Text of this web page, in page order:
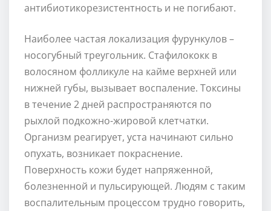
антибиотикорезистентность и не погибают.
Наиболее частая локализация фурункулов –
носогубный треугольник. Стафилококк в
волосяном фолликуле на кайме верхней или
нижней губы, вызывает воспаление. Токсины
в течение 2 дней распространяются по
рыхлой подкожно-жировой клетчатки.
Организм реагирует, уста начинают сильно
опухать, возникает покраснение.
Поверхность кожи будет напряженной,
болезненной и пульсирующей. Людям с таким
воспалительным процессом трудно говорить,